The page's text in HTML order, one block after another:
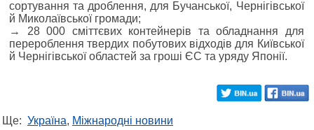
сортування та дроблення, для Бучанської, Чернігівської
й Миколаївської громади;
→ 28 000 сміттєвих контейнерів та обладнання для
перероблення твердих побутових відходів для Київської
й Чернігівської областей за гроші ЄС та уряду Японії.
Ще: Україна, Міжнародні новини